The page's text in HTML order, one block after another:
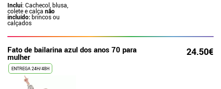
Inclui: Cachecol, blusa,
colete e calça não
incluído:brincos ou
calçados
Fato de bailarina azul dos anos 70 para
mulher 24.50€
ENTREGA 24H/48H